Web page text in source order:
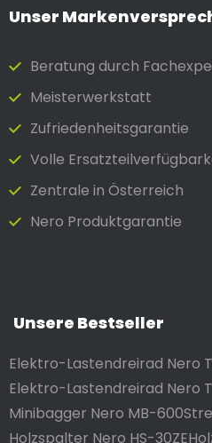
Unser
Beratung durch
Meister­werkstatt
Zufrieden­heits­garantie
Volle
Zentrale in Österreich
Nero Produktgarantie
Unsere Bestseller
Elektro-Lastendreirad Nero
Elektro-Lastendreirad Nero
Minibagger Nero MB-600
Holzspalter Nero HS-30ZE